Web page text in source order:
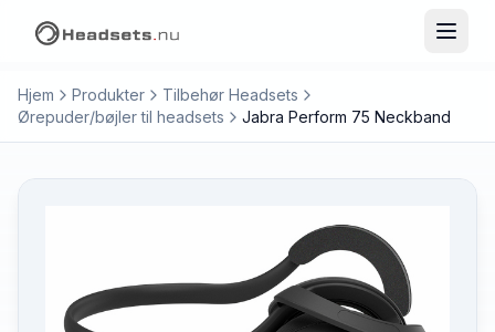
Hjem Produkter
Tilbehør Headsets
Ørepuder/bøjler til headsets
Jabra Perform 75 Neckband